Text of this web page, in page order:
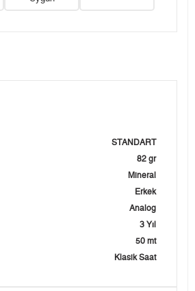
STANDART
82 gr
Mineral
Erkek
Analog
3 Yıl
50 mt
Klasik Saat